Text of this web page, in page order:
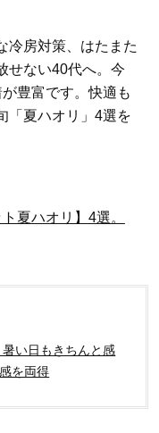
冷房対策、はたまた
せない40代へ。今
豊富です。快適も
「夏ハオリ」4選を
夏ハオリ】4選。
い日もきちんと感
を両得